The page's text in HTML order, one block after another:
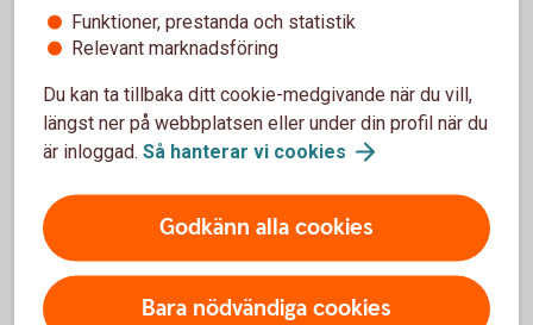
Vill du hellre välja egna
fonder?
Vi har ett av marknadens bredaste placeringsutbud
av fonder. Detta gör att du hitta alternativ som
passar just dina behov. Självklart kan du när som
helst – kostnadsfritt - byta till andra fonder. Du kan
även se hur mycket din arbetsgivare har betalat in,
utvecklingen på ditt sparande och ändra
köpfördelningen för framtida insättningar.
Funktioner, prestanda och statistik
Relevant marknadsföring
Du kan ta tillbaka ditt cookie-medgivande när du vill,
längst ner på webbplatsen eller under din profil när du
är inloggad. Så hanterar vi cookies
Godkänn alla cookies
Bara nödvändiga cookies